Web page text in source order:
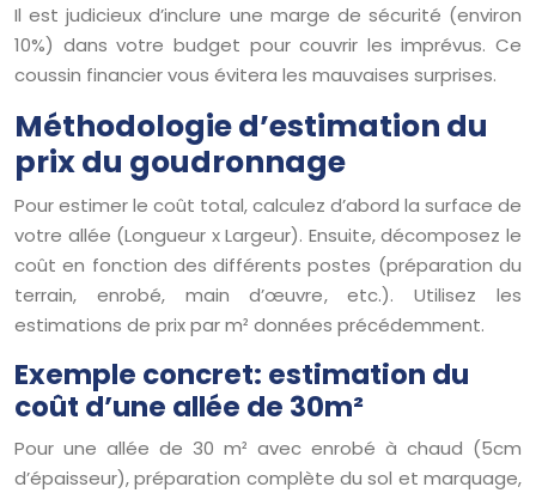
Il est judicieux d’inclure une marge de sécurité (environ
10%) dans votre budget pour couvrir les imprévus. Ce
coussin financier vous évitera les mauvaises surprises.
Méthodologie d’estimation du
prix du goudronnage
Pour estimer le coût total, calculez d’abord la surface de
votre allée (Longueur x Largeur). Ensuite, décomposez le
coût en fonction des différents postes (préparation du
terrain, enrobé, main d’œuvre, etc.). Utilisez les
estimations de prix par m² données précédemment.
Exemple concret: estimation du
coût d’une allée de 30m²
Pour une allée de 30 m² avec enrobé à chaud (5cm
d’épaisseur), préparation complète du sol et marquage,